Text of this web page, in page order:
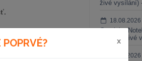
BRNO) rozhoupala k
ceny a řekla, že bude
živé vysílání)
18.08.2026
Gemini a
(online - živé
25.08.2026
x